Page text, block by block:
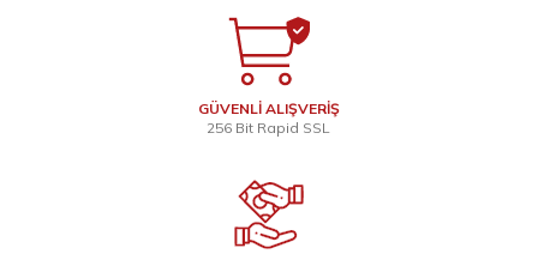
GÜVENLİ ALIŞVERİŞ
256 Bit Rapid SSL